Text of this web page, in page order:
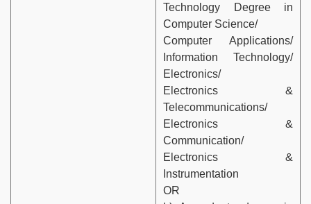
Technology Degree in
Computer Science/
Computer Applications/
Information Technology/
Electronics/
Electronics &
Telecommunications/
Electronics &
Communication/
Electronics &
Instrumentation
OR